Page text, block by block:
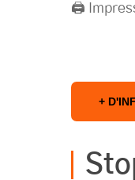
🖨️
+